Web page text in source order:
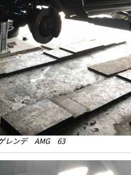
レンデ AMG 63